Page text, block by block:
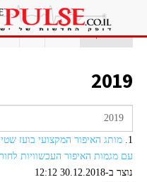
אתם כאן: ראשי תג
2019
1. מותג האיפור המקצועי בועז
עם מגמות האיפור העכשוויות לחורף
נוצר ב-30.12.2018 12:12